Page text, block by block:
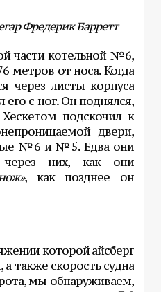
Фредерик Барретт
части котельной №6,
метров от носа. Когда
через листы корпуса
его с ног. Он поднялся,
подскочил к
двери,
№6 и №5. Едва они
через них, как они
, как позднее он
которой айсберг
также скорость судна
мы обнаруживаем,